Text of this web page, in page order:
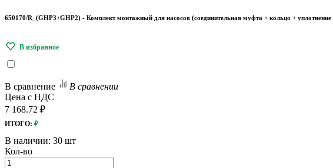
650170/R_(GHP3+GHP2) - Комплект монтажный для насосов (соединительная муфта + кольцо + уплотнение
В сравнение
В сравнении
Цена с НДС
7 168.72 ₽
ИТОГО: ₽
В наличии: 30 шт
Кол-во